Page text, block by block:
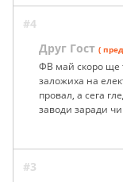
#4
Друг Гост (
ФВ май скоро ще
заложиха на
провал, а сега
заводи заради
#3